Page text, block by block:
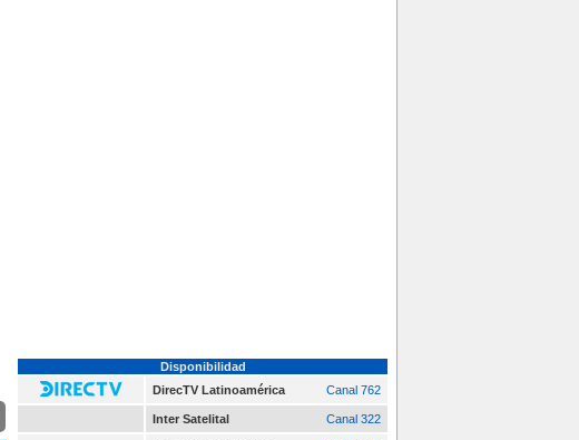
Disponibilidad
DirecTV Latinoamérica
Canal 762
Inter Satelital Canal 322